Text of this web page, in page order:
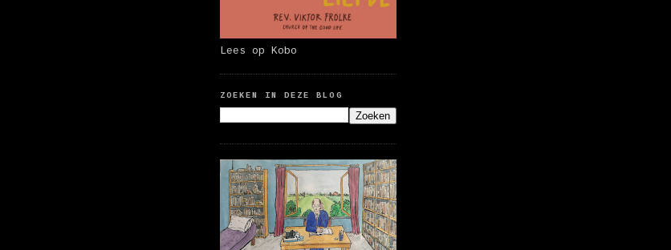
Lees op Kobo
ZOEKEN IN DEZE BLOG